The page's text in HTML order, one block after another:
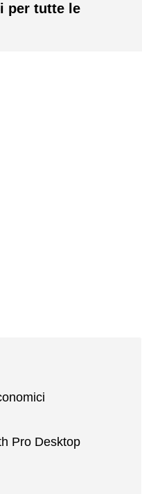
per tutte le
Pro Desktop